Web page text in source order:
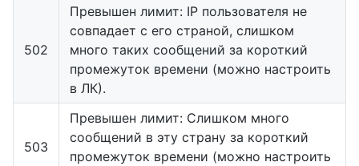
502
Превышен лимит: IP пользователя не
совпадает с его страной, слишком
много таких сообщений за короткий
промежуток времени (можно настроить
в ЛК).
503
Превышен лимит: Слишком много
сообщений в эту страну за короткий
промежуток времени (можно настроить